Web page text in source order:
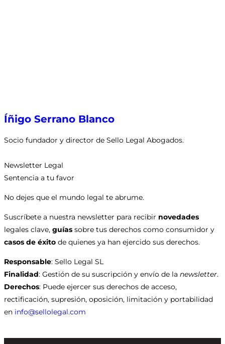
Íñigo Serrano Blanco
Socio fundador y director de Sello Legal Abogados.
Newsletter Legal
Sentencia a tu favor
No dejes que el mundo legal te abrume.
Suscríbete a nuestra newsletter para recibir novedades
legales clave, guías sobre tus derechos como consumidor y
casos de éxito de quienes ya han ejercido sus derechos.
Responsable: Sello Legal SL
Finalidad: Gestión de su suscripción y envío de la newsletter.
Derechos: Puede ejercer sus derechos de acceso,
rectificación, supresión, oposición, limitación y portabilidad
en info@sellolegal.com